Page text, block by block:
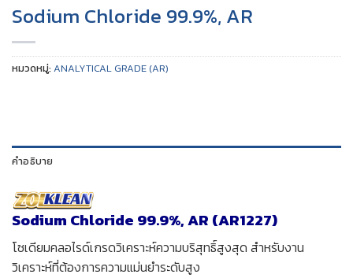
Sodium Chloride 99.9%, AR
หมวดหมู่: ANALYTICAL GRADE (AR)
คำอธิบาย
Sodium Chloride 99.9%, AR (AR1227)
โซเดียมคลอไรด์เกรดวิเคราะห์ความบริสุทธิ์สูงสุด สำหรับงาน
วิเคราะห์ที่ต้องการความแม่นยำระดับสูง